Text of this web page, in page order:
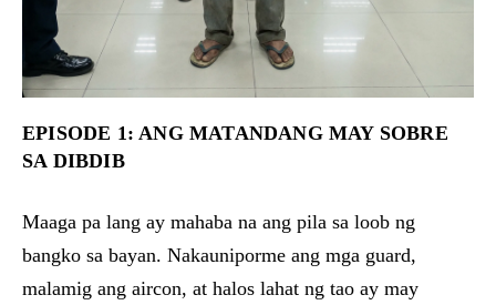
EPISODE 1: ANG MATANDANG MAY SOBRE
SA DIBDIB
Maaga pa lang ay mahaba na ang pila sa loob ng
bangko sa bayan. Nakauniporme ang mga guard,
malamig ang aircon, at halos lahat ng tao ay may